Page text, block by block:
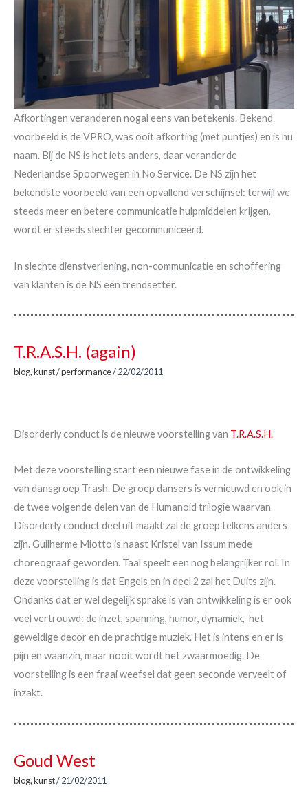
Afkortingen veranderen nogal eens van betekenis. Bekend
voorbeeld is de VPRO, was ooit afkorting (met puntjes) en is nu
naam. Bij de NS is het iets anders, daar veranderde
Nederlandse Spoorwegen in No Service. De NS zijn het
bekendste voorbeeld van een opvallend verschijnsel: terwijl we
steeds meer en betere communicatie hulpmiddelen krijgen,
wordt er steeds slechter gecommuniceerd.
In slechte dienstverlening, non-communicatie en schoffering
van klanten is de NS een trendsetter.
T.R.A.S.H. (again)
blog,kunst/performance/22/02/2011
Disorderly conduct is de nieuwe voorstelling van T.R.A.S.H.
Met deze voorstelling start een nieuwe fase in de ontwikkeling
van dansgroep Trash. De groep dansers is vernieuwd en ook in
de twee volgende delen van de Humanoid trilogie waarvan
Disorderly conduct deel uit maakt zal de groep telkens anders
zijn. Guilherme Miotto is naast Kristel van Issum mede
choreograaf geworden. Taal speelt een nog belangrijker rol. In
deze voorstelling is dat Engels en in deel 2 zal het Duits zijn.
Ondanks dat er wel degelijk sprake is van ontwikkeling is er ook
veel vertrouwd: de inzet, spanning, humor, dynamiek, het
geweldige decor en de prachtige muziek. Het is intens en er is
pijn en waanzin, maar nooit wordt het zwaarmoedig. De
voorstelling is een fraai weefsel dat geen seconde verveelt of
inzakt.
Goud West
blog,kunst/21/02/2011